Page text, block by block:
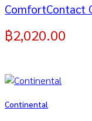
ComfortContact
฿2,020.00
Continental